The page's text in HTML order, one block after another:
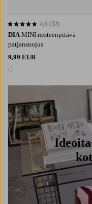
DIA MINI nesteenpitävä
patjansuojus
9,99 EUR
1 väri
4,6 perustuen 32 arvosanaan
4,6 (32)